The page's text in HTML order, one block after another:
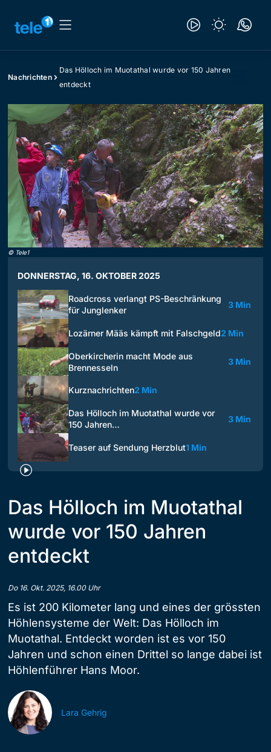
Nachrichten
Das Hölloch im Muotathal wurde vor 150 Jahren
entdeckt
© Tele1
DONNERSTAG, 16. OKTOBER 2025
Roadcross verlangt PS-Beschränkung
für Junglenker
3 Min
Lozärner Määs kämpft mit Falschgeld2 Min
Oberkircherin macht Mode aus
Brennesseln
3 Min
Kurznachrichten2 Min
Das Hölloch im Muotathal wurde vor
150 Jahren…
3 Min
Teaser auf Sendung Herzblut1 Min
Das Hölloch im Muotathal
wurde vor 150 Jahren
entdeckt
Do 16. Okt. 2025, 16.00 Uhr
Es ist 200 Kilometer lang und eines der grössten
Höhlensysteme der Welt: Das Hölloch im
Muotathal. Entdeckt worden ist es vor 150
Jahren und schon einen Drittel so lange dabei ist
Höhlenführer Hans Moor.
Lara Gehrig